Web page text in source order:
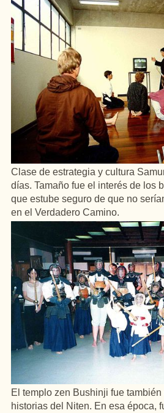
Clase de estrategia y cultura
días. Tamaño fue el interés de los
que estube seguro de que no
en el Verdadero Camino.
El templo zen Bushinji fue
historias del Niten. En esa época,